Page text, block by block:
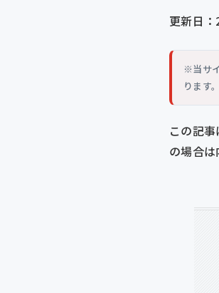
更新日
※当サ
ります。
この記事
の場合は